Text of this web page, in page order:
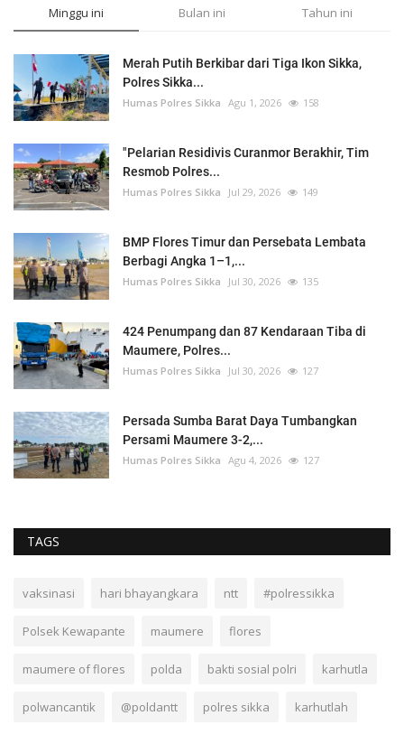
Minggu ini Bulan ini Tahun ini
Merah Putih Berkibar dari Tiga Ikon Sikka,
Polres Sikka...
Humas Polres Sikka Agu 1, 2026 158
"Pelarian Residivis Curanmor Berakhir, Tim
Resmob Polres...
Humas Polres Sikka Jul 29, 2026 149
BMP Flores Timur dan Persebata Lembata
Berbagi Angka 1–1,...
Humas Polres Sikka Jul 30, 2026 135
424 Penumpang dan 87 Kendaraan Tiba di
Maumere, Polres...
Humas Polres Sikka Jul 30, 2026 127
Persada Sumba Barat Daya Tumbangkan
Persami Maumere 3-2,...
Humas Polres Sikka Agu 4, 2026 127
TAGS
vaksinasi hari bhayangkara ntt #polressikka
Polsek Kewapante maumere flores
maumere of flores polda bakti sosial polri karhutla
polwancantik @poldantt polres sikka karhutlah